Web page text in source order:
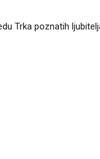
Trka poznatih